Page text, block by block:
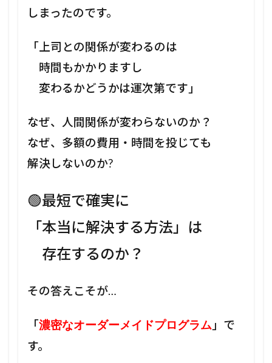
しまったのです。
「上司との関係が変わるのは
時間もかかりますし
変わるかどうかは運次第です」
なぜ、人間関係が変わらないのか？
なぜ、多額の費用・時間を投じても
解決しないのか?
🟢最短で確実に
「本当に解決する方法」は
存在するのか？
その答えこそが…
「濃密なオーダーメイドプログラム 」で
す。